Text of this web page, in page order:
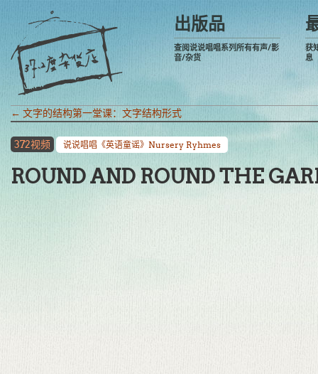
出版品
查阅说说唱唱系列所有有声/影
音/杂货
获
息
← 文字的结构第一堂课：文字结构形式
372视频 说说唱唱《英语童谣》Nursery Ryhmes
ROUND AND ROUND THE